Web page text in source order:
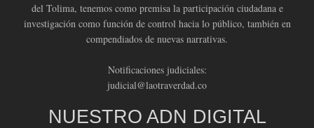
del Tolima, tenemos como premisa la participación ciudadana e
investigación como función de control hacia lo público, también en
compendiados de nuevas narrativas.
Notificaciones judiciales:
judicial@laotraverdad.co
NUESTRO ADN DIGITAL